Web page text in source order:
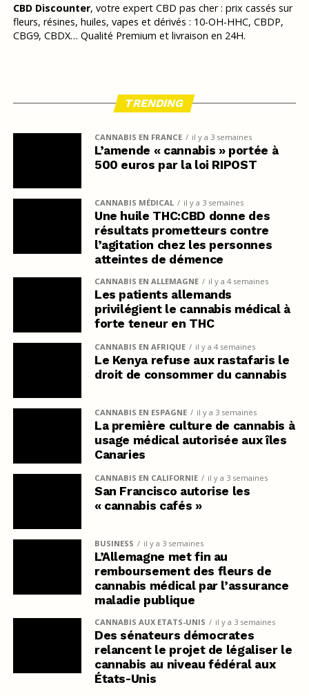
CBD Discounter, votre expert CBD pas cher : prix cassés sur
fleurs, résines, huiles, vapes et dérivés : 10-OH-HHC, CBDP,
CBG9, CBDX… Qualité Premium et livraison en 24H.
TRENDING
CANNABIS EN FRANCE il y a 3 semaines
L’amende « cannabis » portée à
500 euros par la loi RIPOST
CANNABIS MÉDICAL il y a 3 semaines
Une huile THC:CBD donne des
résultats prometteurs contre
l’agitation chez les personnes
atteintes de démence
CANNABIS EN ALLEMAGNE il y a 4 semaines
Les patients allemands
privilégient le cannabis médical à
forte teneur en THC
CANNABIS EN AFRIQUE il y a 4 semaines
Le Kenya refuse aux rastafaris le
droit de consommer du cannabis
CANNABIS EN ESPAGNE il y a 3 semaines
La première culture de cannabis à
usage médical autorisée aux îles
Canaries
CANNABIS EN CALIFORNIE il y a 3 semaines
San Francisco autorise les
« cannabis cafés »
BUSINESS il y a 3 semaines
L’Allemagne met fin au
remboursement des fleurs de
cannabis médical par l’assurance
maladie publique
CANNABIS AUX ETATS-UNIS il y a 3 semaines
Des sénateurs démocrates
relancent le projet de légaliser le
cannabis au niveau fédéral aux
États-Unis